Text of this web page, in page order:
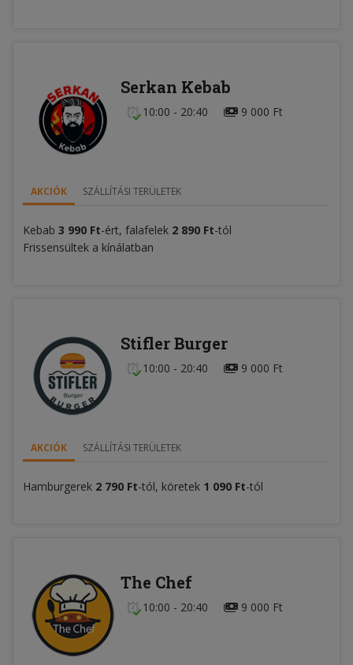
Serkan Kebab
10:00 - 20:40 9 000 Ft
AKCIÓK SZÁLLÍTÁSI TERÜLETEK
Kebab 3 990 Ft-ért, falafelek 2 890 Ft-tól
Frissensültek a kínálatban
Stifler Burger
10:00 - 20:40 9 000 Ft
AKCIÓK SZÁLLÍTÁSI TERÜLETEK
Hamburgerek 2 790 Ft-tól, köretek 1 090 Ft-tól
The Chef
10:00 - 20:40 9 000 Ft